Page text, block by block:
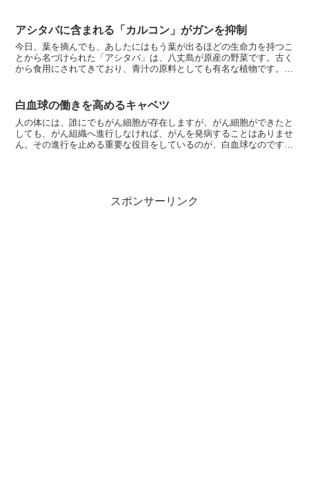
アシタバに含まれる「カルコン」がガンを抑制
今日、葉を摘んでも、あしたにはもう葉が出るほどの生命力を持つこ
とから名づけられた「アシタバ」は、八丈島が原産の野菜です。古く
から食用にされてきており、青汁の原料としても有名な植物です。こ
白血球の働きを高めるキャベツ
人の体には、誰にでもがん細胞が存在しますが、がん細胞ができたと
しても、がん組織へ進行しなければ、がんを発病することはありませ
ん。その進行を止める重要な役目をしているのが、白血球なのです。
スポンサーリンク